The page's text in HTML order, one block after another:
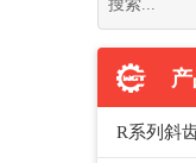
R系列斜